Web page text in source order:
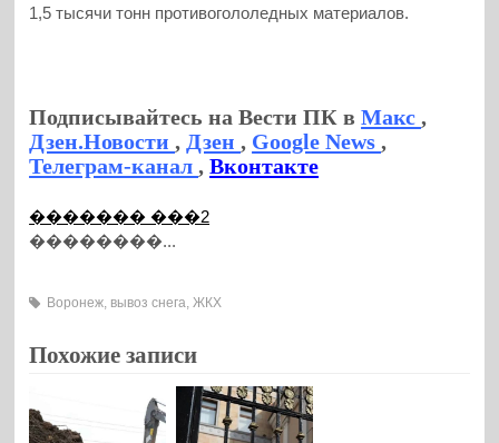
1,5 тысячи тонн противогололедных материалов.
Подписывайтесь на Вести ПК вМакс,
Дзен.Новости, Дзен, Google News,
Телеграм-канал,Вконтакте
������� ���2
��������...
Воронеж, вывоз снега,ЖКХ
Похожие записи